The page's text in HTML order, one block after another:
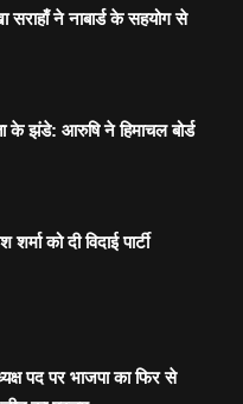
ने नाबार्ड के सहयोग से
झंडे: आरुषि ने हिमाचल बोर्ड
को दी विदाई पार्टी
पद पर भाजपा का फिर से